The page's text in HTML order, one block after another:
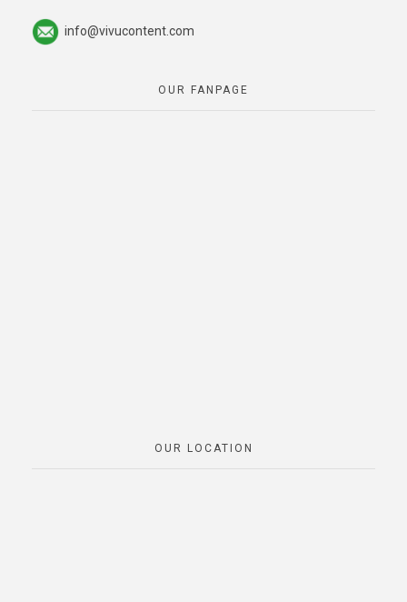
info@vivucontent.com
OUR FANPAGE
OUR LOCATION